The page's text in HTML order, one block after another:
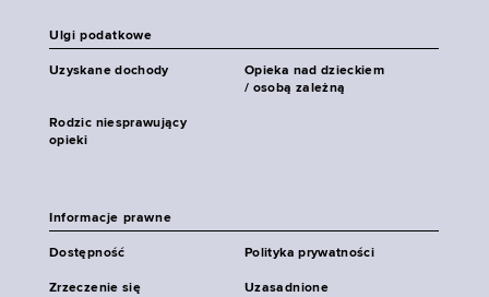
Ulgi podatkowe
Uzyskane dochody
Opieka nad dzieckiem
/ osobą zależną
Rodzic niesprawujący
opieki
Informacje prawne
Dostępność Polityka prywatności
Zrzeczenie się
Uzasadnione